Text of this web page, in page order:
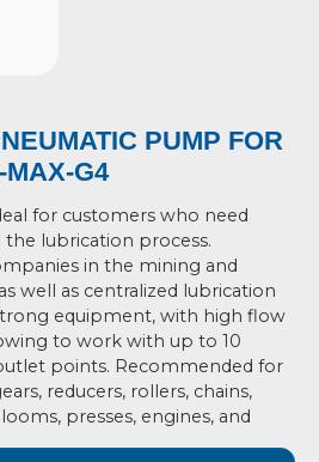
PUMP FOR
MAX-G4
for customers who need
the lubrication process.
in the mining and
well as centralized lubrication
equipment, with high flow
to work with up to 10
points. Recommended for
reducers, rollers, chains,
presses, engines, and